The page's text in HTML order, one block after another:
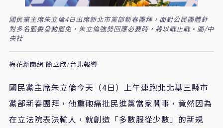
國民黨主席朱立倫4日出席新北市黨部新春團拜，面對公民團體針
對多名藍委發動罷免，朱立倫強勢回應必要時，將以戰止戰。圖/中
央社
梅花新聞網 簡立欣/台北報導
國民黨主席朱立倫今天（4日）上午連跑北北基三縣市
黨部新春團拜，他重砲痛批民進黨當家鬧事，竟然因為
在立法院表決輸人，就創造「多數服從少數」的新規